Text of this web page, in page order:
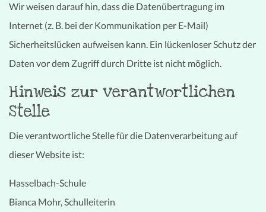
Wir weisen darauf hin, dass die Datenübertragung im
Internet (z. B. bei der Kommunikation per E-Mail)
Sicherheitslücken aufweisen kann. Ein lückenloser Schutz der
Daten vor dem Zugriff durch Dritte ist nicht möglich.
Hinweis zur verantwortlichen
Stelle
Die verantwortliche Stelle für die Datenverarbeitung auf
dieser Website ist:
Hasselbach-Schule
Bianca Mohr, Schulleiterin